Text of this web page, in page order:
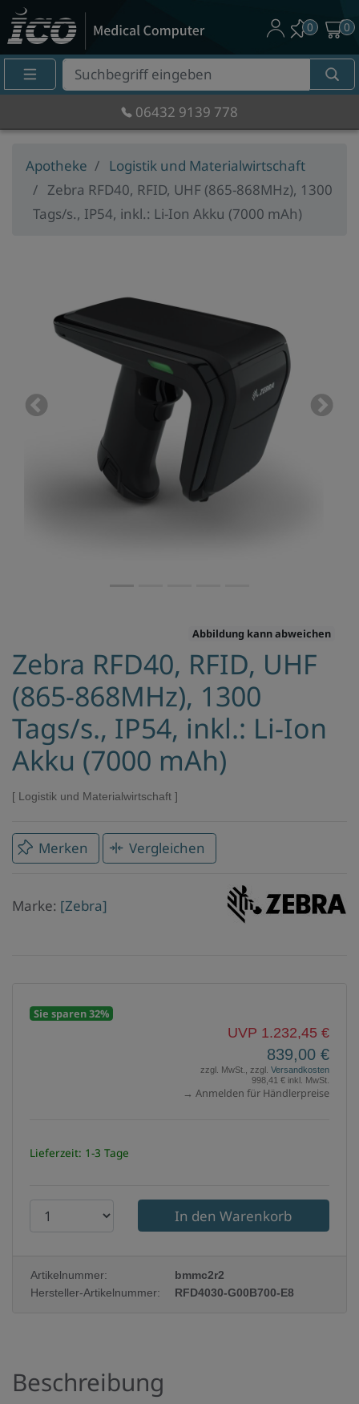
Suche
Eingabefeld
0 0
06432 9139 778
Apotheke
Logistik und Materialwirtschaft
Zebra RFD40, RFID, UHF (865-868MHz), 1300
Tags/s., IP54, inkl.: Li-Ion Akku (7000 mAh)
Previous Next
Abbildung kann abweichen
Zebra RFD40, RFID, UHF
(865-868MHz), 1300
Tags/s., IP54, inkl.: Li-Ion
Akku (7000 mAh)
Logistik und Materialwirtschaft
Merken Vergleichen
Marke: [Zebra]
Marke
Zebra
Sie sparen 32%
UVP 1.232,45 €
839,00 €
zzgl. MwSt., zzgl. Versandkosten
998,41 € inkl. MwSt.
→ Anmelden für Händlerpreise
Lieferzeit: 1-3 Tage
r
d
a
Artikelnummer:
bmmc2r2
Hersteller-Artikelnummer:
RFD4030-G00B700-E8
Beschreibung